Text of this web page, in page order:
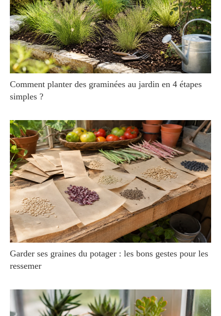
Comment planter des graminées au jardin en 4 étapes
simples ?
Garder ses graines du potager : les bons gestes pour les
ressemer